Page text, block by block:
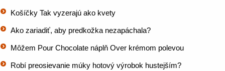
Košíčky Tak vyzerajú ako kvety
Ako zariadiť, aby predkožka nezapáchala?
Môžem Pour Chocolate náplň Over krémom polevou
Robí preosievanie múky hotový výrobok hustejším?